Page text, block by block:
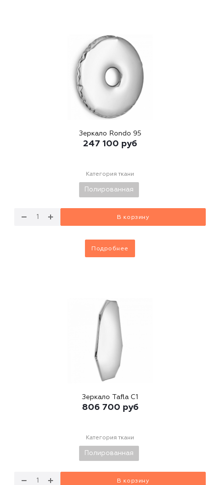
Зеркало Rondo 95
247 100 руб
Категория ткани
Полированная
В корзину
Подробнее
Зеркало Tafla C1
806 700 руб
Категория ткани
Полированная
В корзину